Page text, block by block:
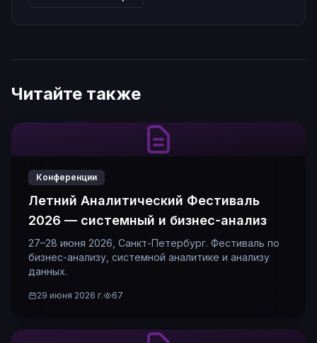
Читайте также
Конференции
Летний Аналитический Фестиваль
2026 — системный и бизнес-анализ
27–28 июня 2026, Санкт-Петербург. Фестиваль по
бизнес-анализу, системной аналитике и анализу
данных.
29 июня 2026 г. 67